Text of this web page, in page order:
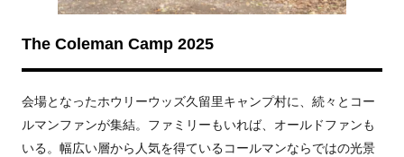
The Coleman Camp 2025
会場となったホウリーウッズ久留里キャンプ村に、続々とコー
ルマンファンが集結。ファミリーもいれば、オールドファンも
いる。幅広い層から人気を得ているコールマンならではの光景